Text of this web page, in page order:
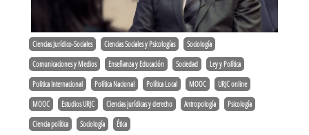
Ciencias Jurídico-Sociales Ciencias Sociales y Psicologías Sociología
Comunicaciones y Medios Enseñanza y Educación Sociedad Ley y Política
Politica Internacional Política Nacional Política Local MOOC URJC online
MOOC Estudios URJC Ciencias jurídicas y derecho Antropología Psicología
Ciencia política Sociología Ética